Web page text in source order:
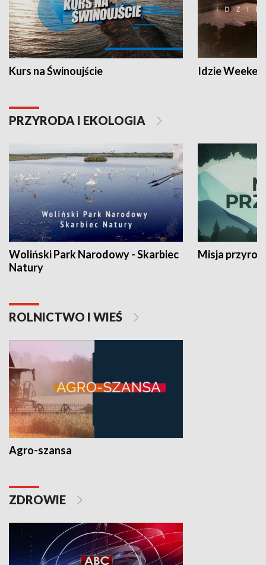
Kurs na Świnoujście Idzie
PRZYRODA I EKOLOGIA
Woliński Park Narodowy - Skarbiec
Natury
Misja
ROLNICTWO I WIEŚ
Agro-szansa
ZDROWIE